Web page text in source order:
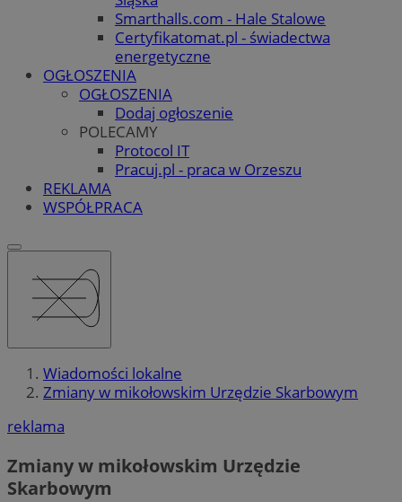
Smarthalls.com - Hale Stalowe
Certyfikatomat.pl - świadectwa
energetyczne
OGŁOSZENIA
OGŁOSZENIA
Dodaj ogłoszenie
POLECAMY
Protocol IT
Pracuj.pl - praca w Orzeszu
REKLAMA
WSPÓŁPRACA
Wiadomości lokalne
Zmiany w mikołowskim Urzędzie Skarbowym
reklama
Zmiany w mikołowskim Urzędzie
Skarbowym